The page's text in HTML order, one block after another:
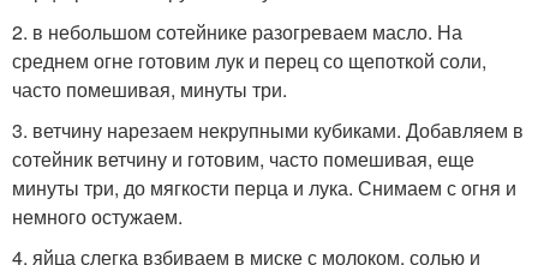
2. в небольшом сотейнике разогреваем масло. На
среднем огне готовим лук и перец со щепоткой соли,
часто помешивая, минуты три.
3. ветчину нарезаем некрупными кубиками. Добавляем в
сотейник ветчину и готовим, часто помешивая, еще
минуты три, до мягкости перца и лука. Снимаем с огня и
немного остужаем.
4. яйца слегка взбиваем в миске с молоком, солью и